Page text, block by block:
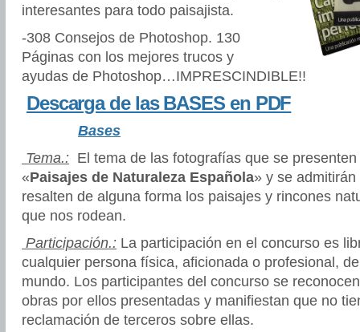
interesantes para todo paisajista.
-308 Consejos de Photoshop. 130
Páginas con los mejores trucos y
ayudas de Photoshop…IMPRESCINDIBLE!!
Descarga de las BASES en PDF
Bases
Tema.: El tema de las fotografías que se
«Paisajes de Naturaleza Española» y se
resalten de alguna forma los paisajes y rincones
que nos rodean.
Participación.: La participación en el concurso es
cualquier persona física, aficionada o profesional,
mundo. Los participantes del concurso se
obras por ellos presentadas y manifiestan que no
reclamación de terceros sobre ellas.